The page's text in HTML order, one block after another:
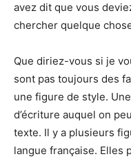
avez dit que vous
chercher quelque
Que diriez-vous si je
sont pas toujours des
une figure de style.
d’écriture auquel on
texte. Il y a plusieurs
langue française. Elles